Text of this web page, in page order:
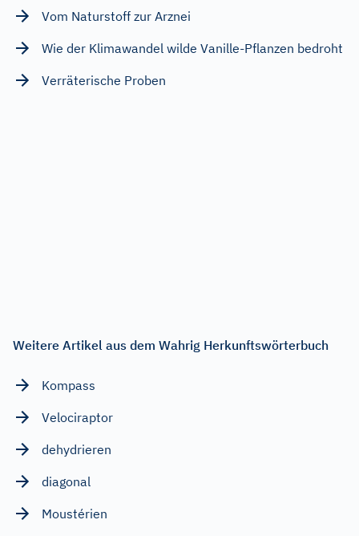
Vom Naturstoff zur Arznei
Wie der Klimawandel wilde Vanille-Pflanzen bedroht
Verräterische Proben
Weitere Artikel aus dem Wahrig Herkunftswörterbuch
Kompass
Velociraptor
dehydrieren
diagonal
Moustérien